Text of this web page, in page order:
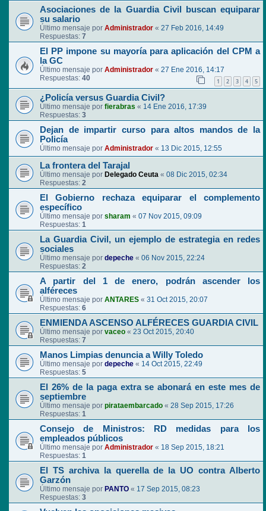
Asociaciones de la Guardia Civil buscan equiparar
su salario
Último mensaje por Administrador « 27 Feb 2016, 14:49
Respuestas: 7
El PP impone su mayoría para aplicación del CPM a
la GC
Último mensaje por Administrador « 27 Ene 2016, 14:17
Respuestas: 40 1 2 3 4 5
¿Policía versus Guardia Civil?
Último mensaje por fierabras « 14 Ene 2016, 17:39
Respuestas: 3
Dejan de impartir curso para altos mandos de la
Policía
Último mensaje por Administrador « 13 Dic 2015, 12:55
La frontera del Tarajal
Último mensaje por Delegado Ceuta « 08 Dic 2015, 02:34
Respuestas: 2
El Gobierno rechaza equiparar el complemento
específico
Último mensaje por sharam « 07 Nov 2015, 09:09
Respuestas: 1
La Guardia Civil, un ejemplo de estrategia en redes
sociales
Último mensaje por depeche « 06 Nov 2015, 22:24
Respuestas: 2
A partir del 1 de enero, podrán ascender los
alféreces
Último mensaje por ANTARES « 31 Oct 2015, 20:07
Respuestas: 6
ENMIENDA ASCENSO ALFÉRECES GUARDIA CIVIL
Último mensaje por vaceo « 23 Oct 2015, 20:40
Respuestas: 7
Manos Limpias denuncia a Willy Toledo
Último mensaje por depeche « 14 Oct 2015, 22:49
Respuestas: 5
El 26% de la paga extra se abonará en este mes de
septiembre
Último mensaje por pirataembarcado « 28 Sep 2015, 17:26
Respuestas: 1
Consejo de Ministros: RD medidas para los
empleados públicos
Último mensaje por Administrador « 18 Sep 2015, 18:21
Respuestas: 1
El TS archiva la querella de la UO contra Alberto
Garzón
Último mensaje por PANTO « 17 Sep 2015, 08:23
Respuestas: 3